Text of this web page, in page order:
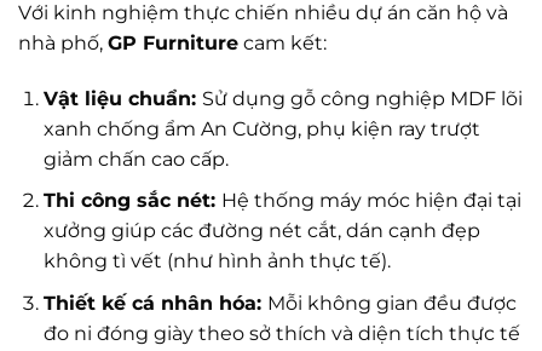
Với kinh nghiệm thực chiến nhiều dự án căn hộ và
nhà phố, GP Furniture cam kết:
Vật liệu chuẩn: Sử dụng gỗ công nghiệp MDF lõi
xanh chống ẩm An Cường, phụ kiện ray trượt
giảm chấn cao cấp.
Thi công sắc nét: Hệ thống máy móc hiện đại tại
xưởng giúp các đường nét cắt, dán cạnh đẹp
không tì vết (như hình ảnh thực tế).
Thiết kế cá nhân hóa: Mỗi không gian đều được
đo ni đóng giày theo sở thích và diện tích thực tế